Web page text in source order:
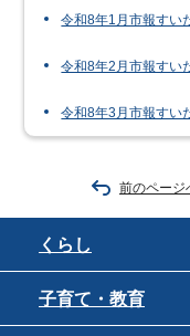
令和8年1月市報すい
令和8年2月市報すい
令和8年3月市報すい
前のページ
くらし
子育て・教育